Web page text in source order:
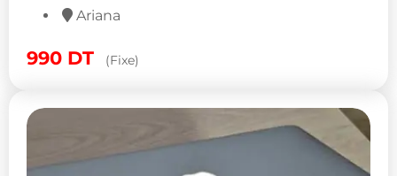
Ariana
990 DT (Fixe)